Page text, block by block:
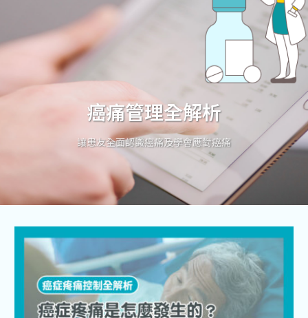
癌痛管理全解析
讓患友全面認識癌痛及學會應對癌痛